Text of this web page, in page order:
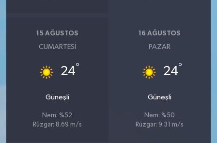
15 AĞUSTOS
CUMARTESI
24°
Güneşli
Nem: %52
Rüzgar: 8.69 m/s
16 AĞUSTOS
PAZAR
24°
Güneşli
Nem: %50
Rüzgar: 9.31 m/s